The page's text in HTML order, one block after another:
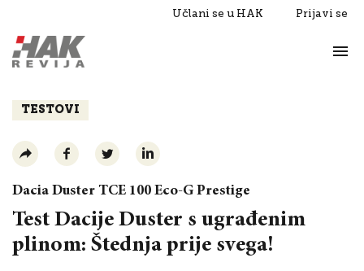
Učlani se u HAK Prijavi se
Razgovori
TESTOVI
Dacia Duster TCE 100 Eco-G Prestige
Test Dacije Duster s ugrađenim
plinom: Štednja prije svega!